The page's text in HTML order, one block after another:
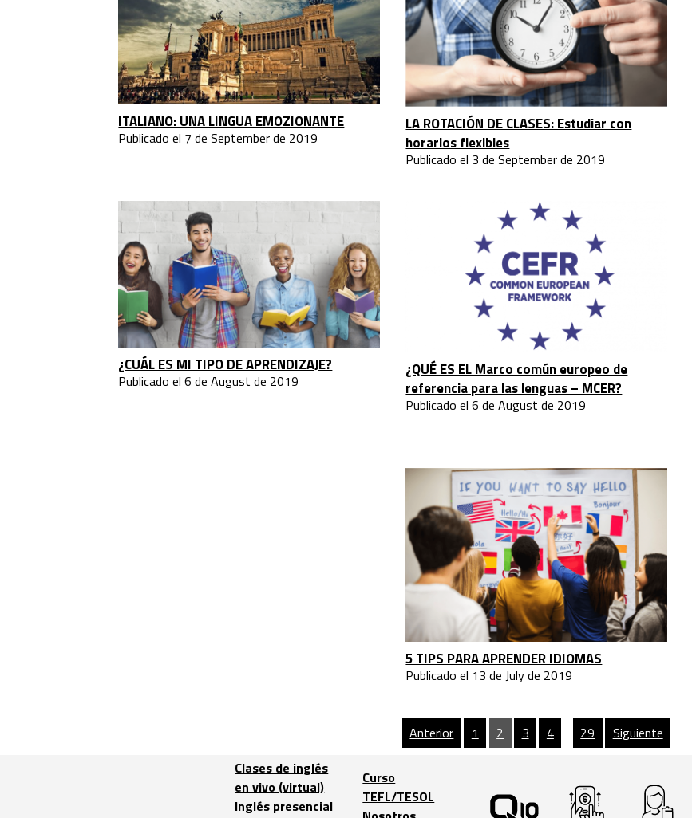
ITALIANO: UNA LINGUA EMOZIONANTE
Publicado el 7 de September de 2019
LA ROTACIÓN DE CLASES: Estudiar con
horarios flexibles
Publicado el 3 de September de 2019
¿CUÁL ES MI TIPO DE APRENDIZAJE?
Publicado el 6 de August de 2019
¿QUÉ ES EL Marco común europeo de
referencia para las lenguas – MCER?
Publicado el 6 de August de 2019
5 TIPS PARA APRENDER IDIOMAS
Publicado el 13 de July de 2019
Anterior 1 2 3 4 29
Siguiente
Clases de inglés
en vivo (virtual)
Inglés presencial
Curso
TEFL/TESOL
Trabaja con